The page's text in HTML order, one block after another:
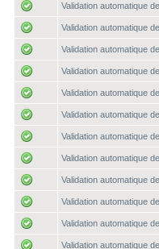
Validation automatique
Validation automatique
Validation automatique
Validation automatique
Validation automatique
Validation automatique
Validation automatique
Validation automatique
Validation automatique
Validation automatique
Validation automatique
Validation automatique